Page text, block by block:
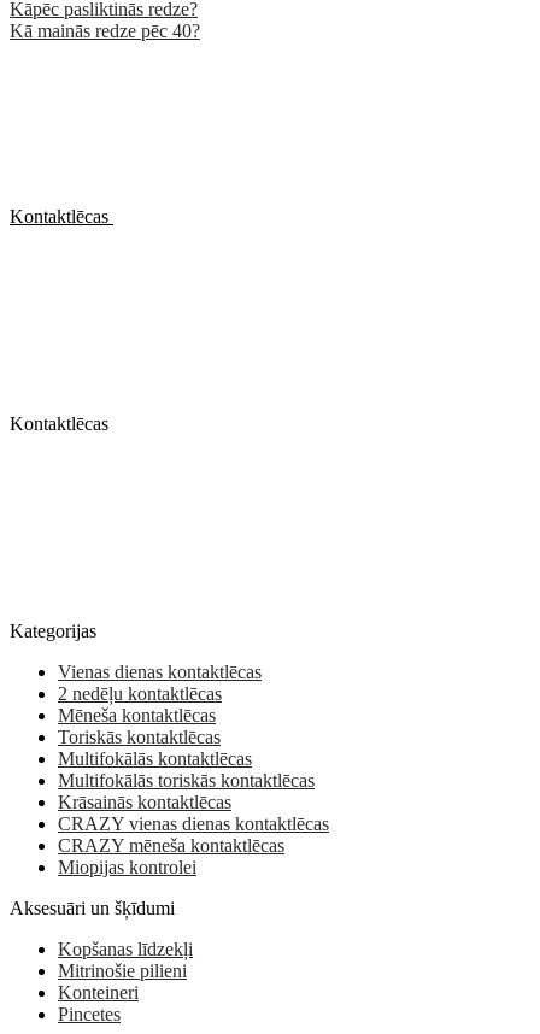
Kāpēc pasliktinās redze?
Kā mainās redze pēc 40?
Kontaktlēcas
Kontaktlēcas
Kategorijas
Vienas dienas kontaktlēcas
2 nedēļu kontaktlēcas
Mēneša kontaktlēcas
Toriskās kontaktlēcas
Multifokālās kontaktlēcas
Multifokālās toriskās kontaktlēcas
Krāsainās kontaktlēcas
CRAZY vienas dienas kontaktlēcas
CRAZY mēneša kontaktlēcas
Miopijas kontrolei
Aksesuāri un šķīdumi
Kopšanas līdzekļi
Mitrinošie pilieni
Konteineri
Pincetes